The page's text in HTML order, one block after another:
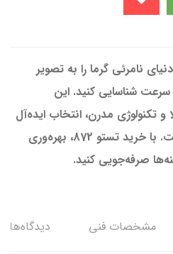
حرارتی تستو 872، دنیای نامرئی گرما را به تصویر
شناسایی کنید. این
و تکنولوژی مدرن، انتخاب ایده‌آل
برای مهندسان و تکنسین‌هاست. با خرید تستو 872، بهره‌وری
صرفه‌جویی کنید.
مشخصات فني دیدگاه‌ها